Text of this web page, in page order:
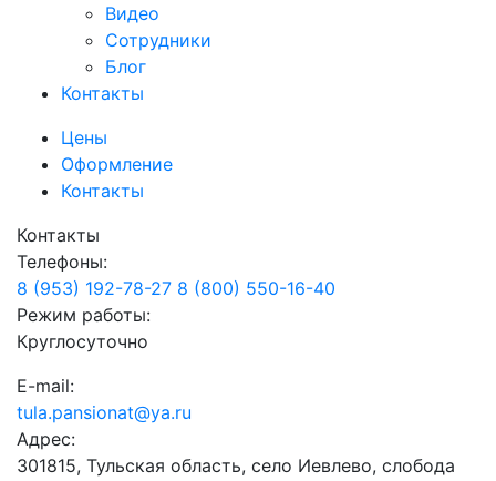
Видео
Сотрудники
Блог
Контакты
Цены
Оформление
Контакты
Контакты
Телефоны:
8 (953) 192-78-27 8 (800) 550-16-40
Режим работы:
Круглосуточно
E-mail:
tula.pansionat@ya.ru
Адрес:
301815, Тульская область, село Иевлево, слобода